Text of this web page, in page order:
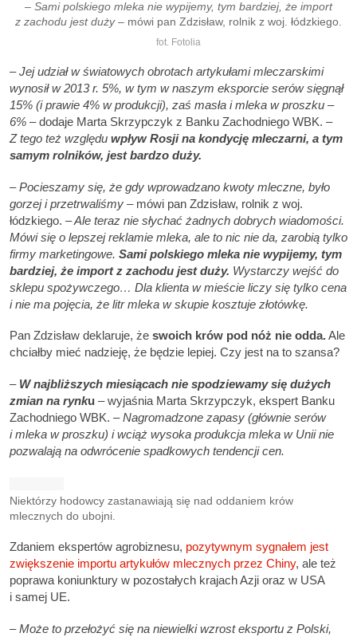
– Sami polskiego mleka nie wypijemy, tym bardziej, że import
z zachodu jest duży– mówi pan Zdzisław, rolnik z woj. łódzkiego.
fot. Fotolia
– Jej udział w światowych obrotach artykułami mleczarskimi
wynosił w 2013 r. 5%, w tym w naszym eksporcie serów sięgnął
15% (i prawie 4% w produkcji), zaś masła i mleka w proszku –
6% – dodaje Marta Skrzypczyk z Banku Zachodniego WBK. –
Z tego też względu wpływ Rosji na kondycję mleczarni, a tym
samym rolników, jest bardzo duży.
– Pocieszamy się, że gdy wprowadzano kwoty mleczne, było
gorzej i przetrwaliśmy – mówi pan Zdzisław, rolnik z woj.
łódzkiego. – Ale teraz nie słychać żadnych dobrych wiadomości.
Mówi się o lepszej reklamie mleka, ale to nic nie da, zarobią tylko
firmy marketingowe. Sami polskiego mleka nie wypijemy, tym
bardziej, że import z zachodu jest duży. Wystarczy wejść do
sklepu spożywczego… Dla klienta w mieście liczy się tylko cena
i nie ma pojęcia, że litr mleka w skupie kosztuje złotówkę.
Pan Zdzisław deklaruje, że swoich krów pod nóż nie odda.Ale
chciałby mieć nadzieję, że będzie lepiej. Czy jest na to szansa?
– W najbliższych miesiącach nie spodziewamy się dużych
zmian na rynku – wyjaśnia Marta Skrzypczyk, ekspert Banku
Zachodniego WBK. – Nagromadzone zapasy (głównie serów
i mleka w proszku) i wciąż wysoka produkcja mleka w Unii nie
pozwalają na odwrócenie spadkowych tendencji cen.
Niektórzy hodowcy zastanawiają się nad oddaniem krów
mlecznych do ubojni.
Zdaniem ekspertów agrobiznesu, pozytywnym sygnałem jest
zwiększenie importu artykułów mlecznych przez Chiny, ale też
poprawa koniunktury w pozostałych krajach Azji oraz w USA
i samej UE.
– Może to przełożyć się na niewielki wzrost eksportu z Polski,